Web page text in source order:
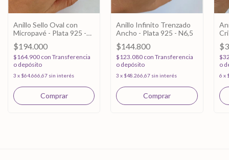
Anillo Sello Oval con
Micropavé - Plata 925 -
N8
$194.000
$164.900 con Transferencia
o depósito
3 x $64.666,67 sin interés
Anillo Infinito Trenzado
Ancho - Plata 925 - N6,5
$144.800
$123.080 con Transferencia
o depósito
3 x $48.266,67 sin interés
o
6 x